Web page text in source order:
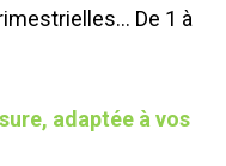
De 1 à
adaptée à vos